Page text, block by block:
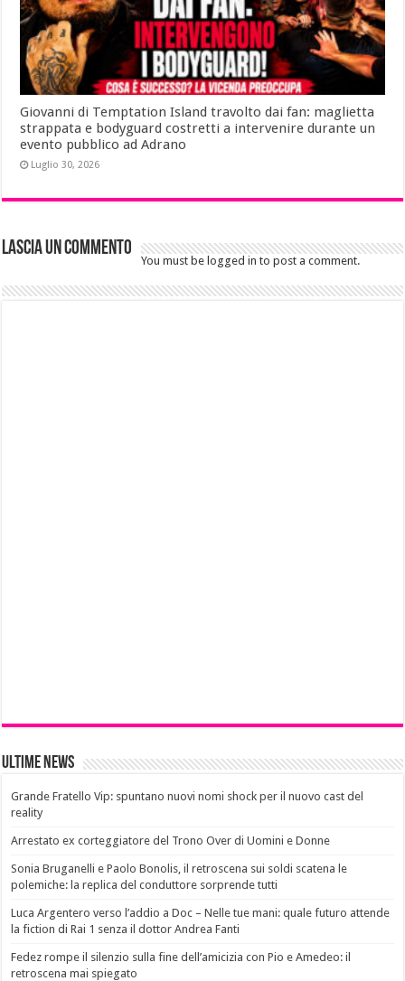
Giovanni di Temptation Island travolto dai fan: maglietta
strappata e bodyguard costretti a intervenire durante un
evento pubblico ad Adrano
Luglio 30, 2026
Lascia un commento
You must be logged in to post a comment.
Ultime News
Grande Fratello Vip: spuntano nuovi nomi shock per il nuovo cast del
reality
Arrestato ex corteggiatore del Trono Over di Uomini e Donne
Sonia Bruganelli e Paolo Bonolis, il retroscena sui soldi scatena le
polemiche: la replica del conduttore sorprende tutti
Luca Argentero verso l’addio a Doc – Nelle tue mani: quale futuro attende
la fiction di Rai 1 senza il dottor Andrea Fanti
Fedez rompe il silenzio sulla fine dell’amicizia con Pio e Amedeo: il
retroscena mai spiegato